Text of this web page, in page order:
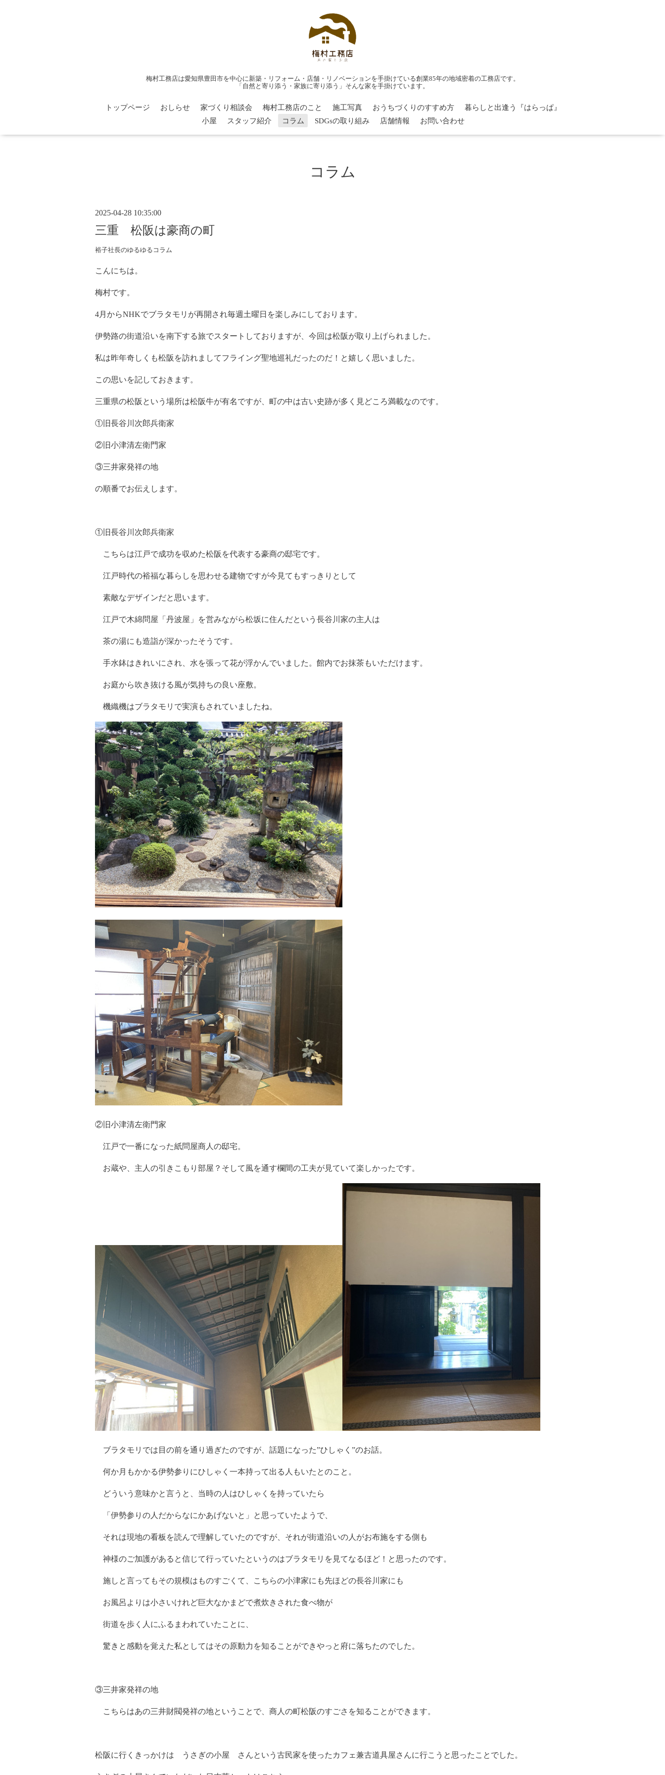
梅村工務店は愛知県豊田市を中心に新築・リフォーム・店舗・リノベーションを手掛けている創業85年の地域密着の工務店です。
「自然と寄り添う・家族に寄り添う」そんな家を手掛けています。
トップページ おしらせ 家づくり相談会 梅村工務店のこと 施工写真 おうちづくりのすすめ方
暮らしと出逢う『はらっぱ』
小屋
スタッフ紹介 コラム SDGsの取り組み 店舗情報 お問い合わせ
コラム
2025-04-28 10:35:00
三重 松阪は豪商の町
裕子社長のゆるゆるコラム
こんにちは。
梅村です。
4月からNHKでブラタモリが再開され毎週土曜日を楽しみにしております。
伊勢路の街道沿いを南下する旅でスタートしておりますが、今回は松阪が取り上げられました。
私は昨年奇しくも松阪を訪れましてフライング聖地巡礼だったのだ！と嬉しく思いました。
この思いを記しておきます。
三重県の松阪という場所は松阪牛が有名ですが、町の中は古い史跡が多く見どころ満載なのです。
①旧長谷川次郎兵衛家
②旧小津清左衛門家
③三井家発祥の地
の順番でお伝えします。
①旧長谷川次郎兵衛家
こちらは江戸で成功を収めた松阪を代表する豪商の邸宅です。
江戸時代の裕福な暮らしを思わせる建物ですが今見てもすっきりとして
素敵なデザインだと思います。
江戸で木綿問屋「丹波屋」を営みながら松坂に住んだという長谷川家の主人は
茶の湯にも造詣が深かったそうです。
手水鉢はきれいにされ、水を張って花が浮かんでいました。館内でお抹茶もいただけます。
お庭から吹き抜ける風が気持ちの良い座敷。
機織機はブラタモリで実演もされていましたね。
②旧小津清左衛門家
江戸で一番になった紙問屋商人の邸宅。
お蔵や、主人の引きこもり部屋？そして風を通す欄間の工夫が見ていて楽しかったです。
ブラタモリでは目の前を通り過ぎたのですが、話題になった”ひしゃく”のお話。
何か月もかかる伊勢参りにひしゃく一本持って出る人もいたとのこと。
どういう意味かと言うと、当時の人はひしゃくを持っていたら
「伊勢参りの人だからなにかあげないと」と思っていたようで、
それは現地の看板を読んで理解していたのですが、それが街道沿いの人がお布施をする側も
神様のご加護があると信じて行っていたというのはブラタモリを見てなるほど！と思ったのです。
施しと言ってもその規模はものすごくて、こちらの小津家にも先ほどの長谷川家にも
お風呂よりは小さいけれど巨大なかまどで煮炊きされた食べ物が
街道を歩く人にふるまわれていたことに、
驚きと感動を覚えた私としてはその原動力を知ることができやっと府に落ちたのでした。
③三井家発祥の地
こちらはあの三井財閥発祥の地ということで、商人の町松阪のすごさを知ることができます。
松阪に行くきっかけは うさぎの小屋 さんという古民家を使ったカフェ兼古道具屋さんに行こうと思ったことでした。